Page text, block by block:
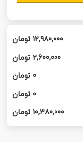
۱۲,۹۸۰,۰۰۰ تومان
۲,۶۰۰,۰۰۰تومان
0تومان
0تومان
۱۰,۳۸۰,۰۰۰ تومان